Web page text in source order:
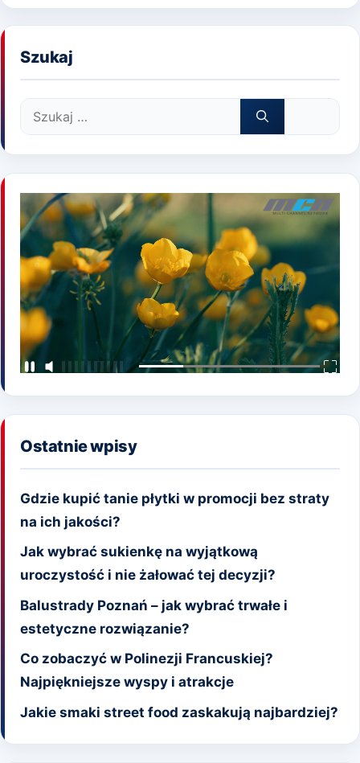
Szukaj
Szukaj:
Ostatnie wpisy
Gdzie kupić tanie płytki w promocji bez straty
na ich jakości?
Jak wybrać sukienkę na wyjątkową
uroczystość i nie żałować tej decyzji?
Balustrady Poznań – jak wybrać trwałe i
estetyczne rozwiązanie?
Co zobaczyć w Polinezji Francuskiej?
Najpiękniejsze wyspy i atrakcje
Jakie smaki street food zaskakują najbardziej?